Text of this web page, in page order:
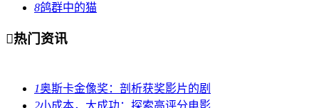
8鸽群中的猫
热门资讯
1奥斯卡金像奖：剖析获奖影片的剧
2小成本，大成功：探索高评分电影